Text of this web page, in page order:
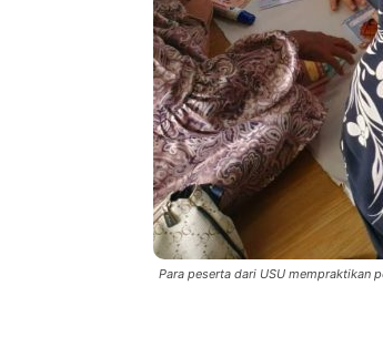
Para peserta dari USU mempraktikan